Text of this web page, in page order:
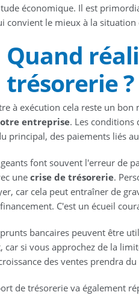
économique. Il est
convient le mieux à la situation
Quand
trésorerie ?
à exécution cela reste un
entreprise. Les
principal, des paiements liés
font souvent l'erreur de
une crise de trésorerie.
car cela peut entraîner de
C'est un écueil
bancaires peuvent être
car si vous approchez de la
des ventes prendra
de trésorerie va également